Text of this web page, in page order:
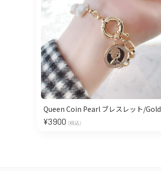
Queen Coin Pearl ブレスレット/Gold
¥3900 (税込)